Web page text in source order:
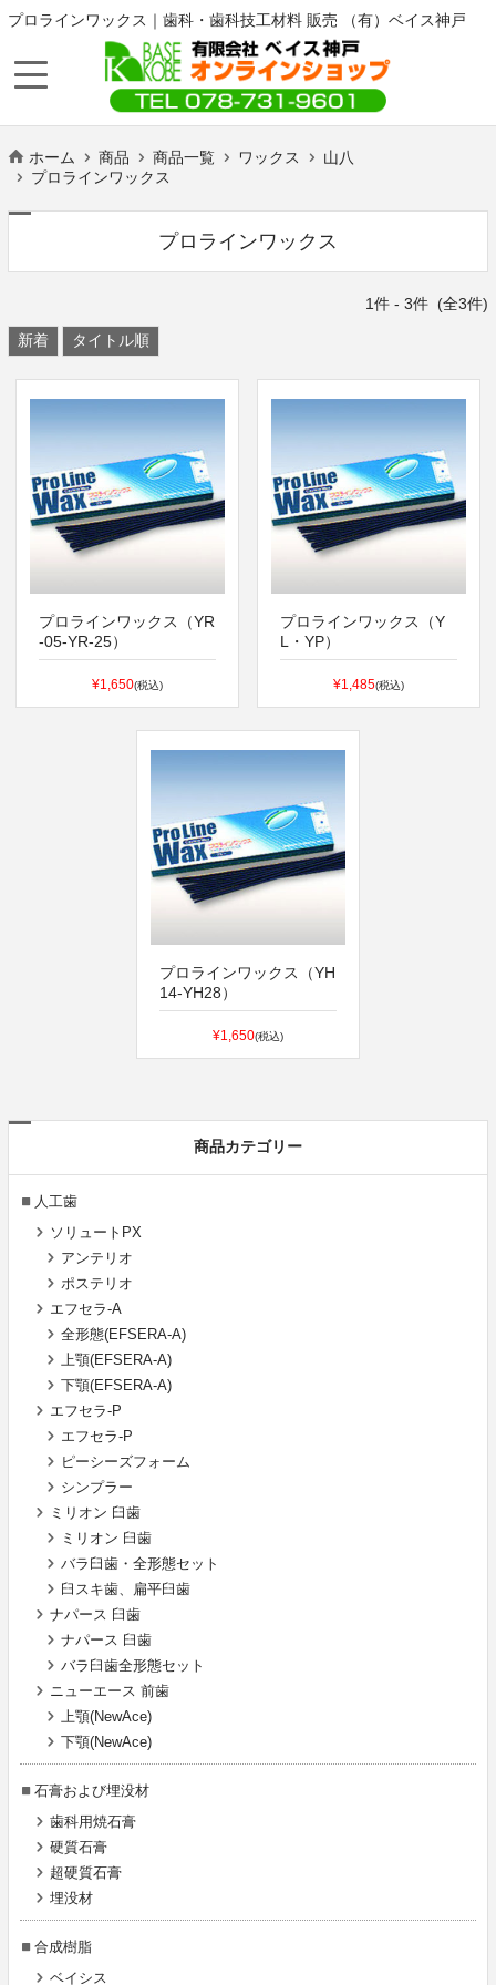
プロラインワックス｜歯科・歯科技工材料 販売 （有）ベイス神戸
ホーム 商品 商品一覧 ワックス
山八
プロラインワックス
プロラインワックス
1件 -3件 (全3件)
新着 タイトル順
プロラインワックス（YR
-05-YR-25）
¥1,650(税込)
プロラインワックス（Y
L・YP）
¥1,485(税込)
プロラインワックス（YH
14-YH28）
¥1,650(税込)
商品カテゴリー
人工歯
ソリュートPX
アンテリオ
ポステリオ
エフセラ-A
全形態(EFSERA-A)
上顎(EFSERA-A)
下顎(EFSERA-A)
エフセラ-P
エフセラ-P
ピーシーズフォーム
シンプラー
ミリオン 臼歯
ミリオン 臼歯
バラ臼歯・全形態セット
臼スキ歯、扁平臼歯
ナパース 臼歯
ナパース 臼歯
バラ臼歯全形態セット
ニューエース 前歯
上顎(NewAce)
下顎(NewAce)
石膏および埋没材
歯科用焼石膏
硬質石膏
超硬質石膏
埋没材
合成樹脂
ベイシス